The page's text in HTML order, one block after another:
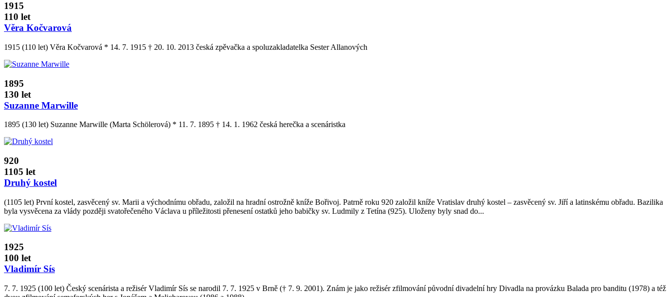
1915
110 let
Věra Kočvarová
1915 (110 let) Věra Kočvarová * 14. 7. 1915 † 20. 10. 2013 česká zpěvačka a spoluzakladatelka Sester Allanových
1895
130 let
Suzanne Marwille
1895 (130 let) Suzanne Marwille (Marta Schölerová) * 11. 7. 1895 † 14. 1. 1962 česká herečka a scenáristka
920
1105 let
Druhý kostel
(1105 let) První kostel, zasvěcený sv. Marii a východnímu obřadu, založil na hradní ostrožně kníže Bořivoj. Patrně roku 920 založil kníže Vratislav druhý kostel – zasvěcený sv. Jiří a latinskému obřadu. Bazilika
byla vysvěcena za vlády později svatořečeného Václava u příležitosti přenesení ostatků jeho babičky sv. Ludmily z Tetína (925). Uloženy byly snad do...
1925
100 let
Vladimír Sís
7. 7. 1925 (100 let) Český scenárista a režisér Vladimír Sís se narodil 7. 7. 1925 v Brně († 7. 9. 2001). Znám je jako režisér zfilmování původní divadelní hry Divadla na provázku Balada pro banditu (1978) a též